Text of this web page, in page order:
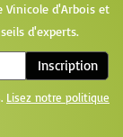
d'Arbois et
d'experts.
Inscription
Lisez notre politique